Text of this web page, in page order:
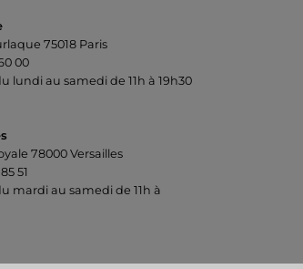
75018 Paris
00
lundi au samedi de 11h à 19h30
78000 Versailles
51
mardi au samedi de 11h à